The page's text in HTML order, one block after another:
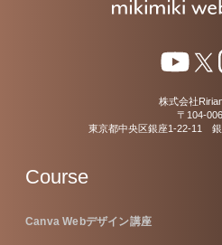
株式会社
〒104-
東京都中央区銀座1-22-11
Course
Canva Webデザイン講座